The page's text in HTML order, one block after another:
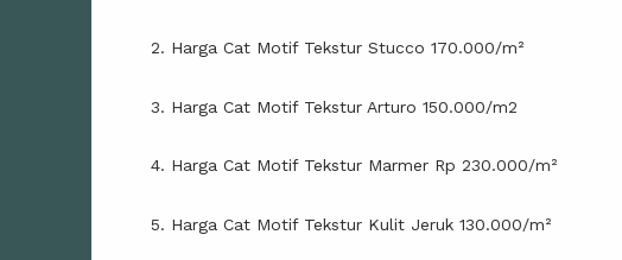
2. Harga Cat Motif Tekstur Stucco 170.000/m²
3. Harga Cat Motif Tekstur Arturo 150.000/m2
4. Harga Cat Motif Tekstur Marmer Rp 230.000/m²
5. Harga Cat Motif Tekstur Kulit Jeruk 130.000/m²